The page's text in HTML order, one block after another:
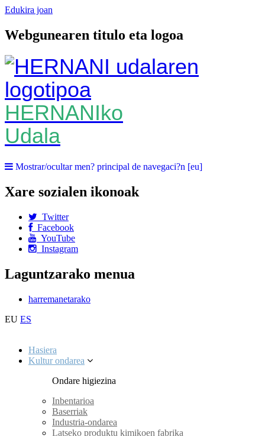
Edukira joan
Webgunearen titulo eta logoa
HERNANIko
Udala
Mostrar/ocultar men? principal de navegaci?n [eu]
Xare sozialen ikonoak
Twitter
Facebook
YouTube
Instagram
Laguntzarako menua
harremanetarako
EU ES
Hasiera
Kultur ondarea
Ondare higiezina
Inbentarioa
Baserriak
Industria-ondarea
Latseko produktu kimikoen fabrika